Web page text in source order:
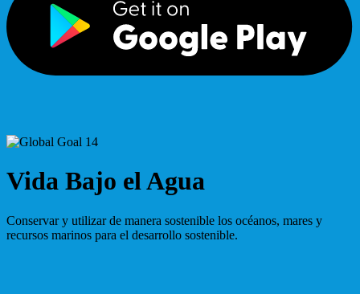
Vida Bajo el Agua
Conservar y utilizar de manera sostenible los océanos, mares y
recursos marinos para el desarrollo sostenible.